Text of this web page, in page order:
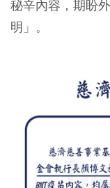
秘辛內容，期盼
明」。